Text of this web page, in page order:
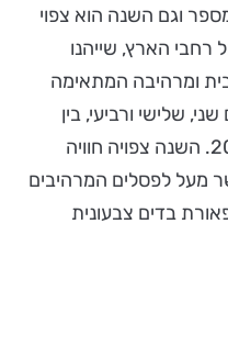
מדובר בפסטיבל ה-12 במספר וגם השנה הוא צפוי
הארץ, שייהנו
ומרהיבה המתאימה
שלישי ורביעי, בין
התאריכים 6-4 בספטמבר 2023. השנה צפויה חוויה
מעל לפסלים המרהיבים
בדים צבעונית